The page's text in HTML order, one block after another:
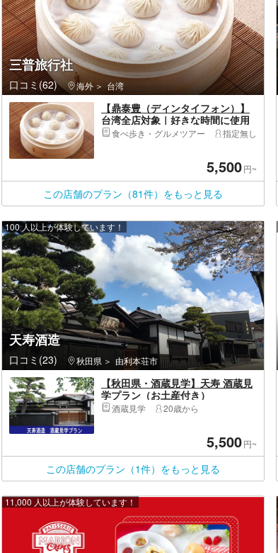
三普旅行社
口コミ(62) 海外 台湾
【鼎泰豊（ディンタイフォン）】
台湾全店対象｜好きな時間に使用
可！ - Aコース（必食！定番小籠
食べ歩き・グルメツアー 指定無し
5,500円~
この店舗のプラン（81件）をもっと見る
天寿酒造
口コミ(23) 秋田県 由利本荘市
100 人以上が体験しています！
【秋田県・酒蔵見学】天寿 酒蔵見
学プラン（お土産付き）
酒蔵見学 20歳から
5,500円~
この店舗のプラン（1件）をもっと見る
11,000 人以上が体験しています！